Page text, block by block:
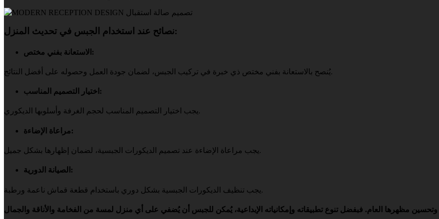
نصائح عند استخدام الجبس في تحديث المنزل:
الاستعانة بفني مختص:
يُنصح بالاستعانة بفني مختص ذي خبرة في تركيب الجبس، لضمان جودة العمل وحصوله على أفضل النتائج.
اختيار التصميم المناسب:
يجب اختيار التصميم المناسب لحجم الغرفة وأسلوبها الديكوري.
مراعاة الإضاءة:
يجب مراعاة الإضاءة عند تصميم الديكورات الجبسية، لضمان إظهارها بشكل جميل.
الصيانة الدورية:
يجب تنظيف الديكورات الجبسية بشكل دوري باستخدام قطعة قماش ناعمة ورطبة.